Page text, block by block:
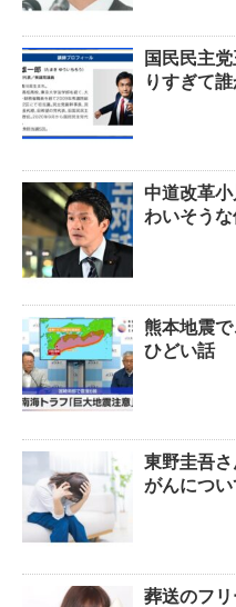
国民民主
りすぎて
中道改革
わいそうな
熊本地震
ひどい話
東野圭吾
がんについ
葬送のフ